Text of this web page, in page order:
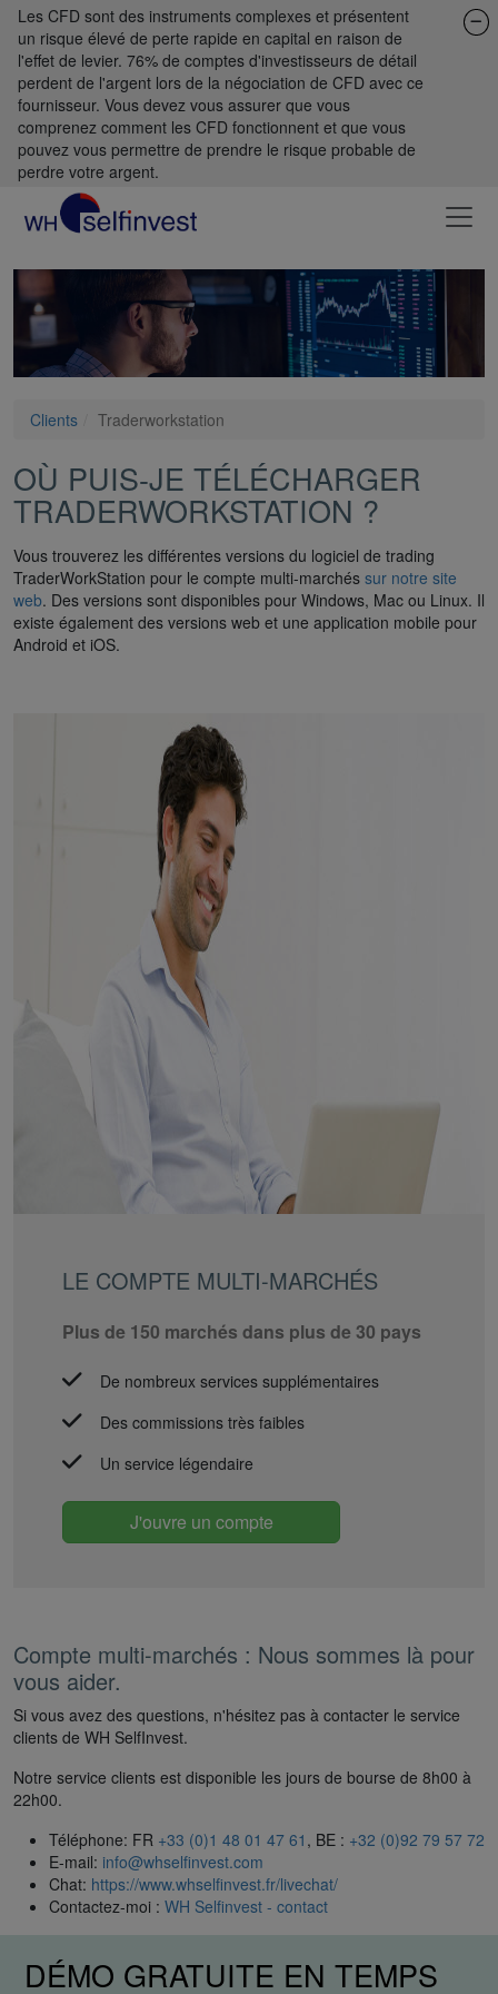
Les CFD sont des instruments complexes et présentent
un risque élevé de perte rapide en capital en raison de
l'effet de levier. 76% de comptes d'investisseurs de détail
perdent de l'argent lors de la négociation de CFD avec ce
fournisseur. Vous devez vous assurer que vous
comprenez comment les CFD fonctionnent et que vous
pouvez vous permettre de prendre le risque probable de
perdre votre argent.
Clients Traderworkstation
OÙ PUIS-JE TÉLÉCHARGER
TRADERWORKSTATION ?
Vous trouverez les différentes versions du logiciel de trading
TraderWorkStation pour le compte multi-marchés sur notre site
web. Des versions sont disponibles pour Windows, Mac ou Linux. Il
existe également des versions web et une application mobile pour
Android et iOS.
LE COMPTE MULTI-MARCHÉS
Plus de 150 marchés dans plus de 30 pays
De nombreux services supplémentaires
Des commissions très faibles
Un service légendaire
J'ouvre un compte
Compte multi-marchés : Nous sommes là pour
vous aider.
Si vous avez des questions, n'hésitez pas à contacter le service
clients de WH SelfInvest.
Notre service clients est disponible les jours de bourse de 8h00 à
22h00.
Téléphone: FR +33 (0)1 48 01 47 61 , BE : +32 (0)92 79 57 72
E-mail: info@whselfinvest.com
Chat: https://www.whselfinvest.fr/livechat/
Contactez-moi : WH Selfinvest - contact
DÉMO GRATUITE EN TEMPS